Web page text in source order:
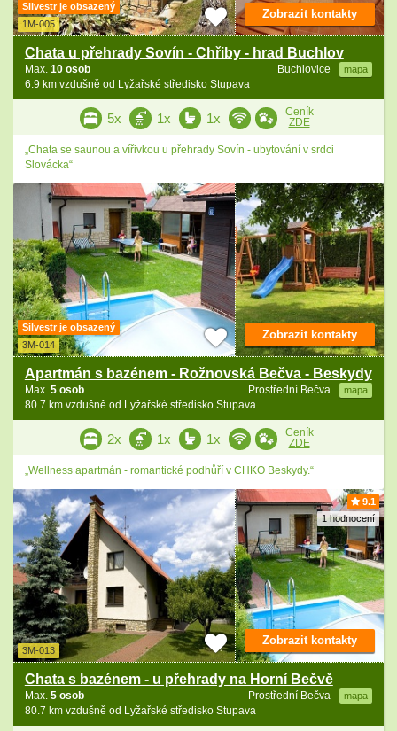
Silvestr je obsazený
1M-005
Chata u přehrady Sovín - Chřiby - hrad Buchlov
Buchlovice mapa
Max. 10 osob
6.9 km vzdušně od Lyžařské středisko Stupava
Zobrazit kontakty
5x 1x 1x
Ceník
ZDE
„Chata se saunou a vířivkou u přehrady Sovín - ubytování v srdci
Slovácka“
Silvestr je obsazený
3M-014
Apartmán s bazénem - Rožnovská Bečva - Beskydy
Prostřední Bečva mapa
Max. 5 osob
80.7 km vzdušně od Lyžařské středisko Stupava
Zobrazit kontakty
2x 1x 1x
Ceník
ZDE
„Wellness apartmán - romantické podhůří v CHKO Beskydy.“
9.1
1 hodnocení
3M-013
Chata s bazénem - u přehrady na Horní Bečvě
Prostřední Bečva mapa
Max. 5 osob
80.7 km vzdušně od Lyžařské středisko Stupava
Zobrazit kontakty